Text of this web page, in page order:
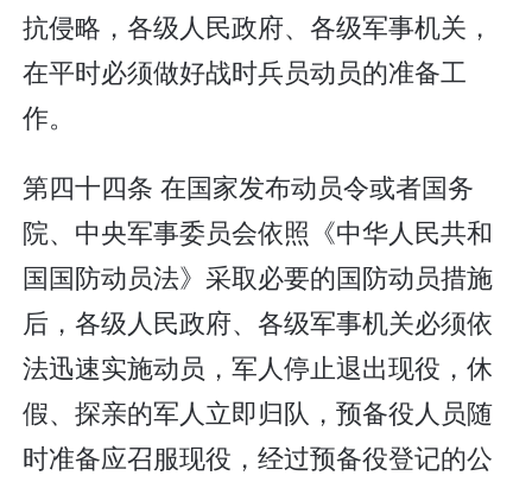
抗侵略，各级人民政府、各级军事机关，
在平时必须做好战时兵员动员的准备工
作。
第四十四条 在国家发布动员令或者国务
院、中央军事委员会依照《中华人民共和
国国防动员法》采取必要的国防动员措施
后，各级人民政府、各级军事机关必须依
法迅速实施动员，军人停止退出现役，休
假、探亲的军人立即归队，预备役人员随
时准备应召服现役，经过预备役登记的公